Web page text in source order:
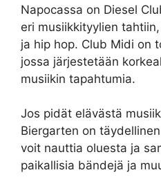
Napocassa on Diesel
eri musiikkityylien
ja hip hop. Club Midi on
jossa järjestetään
musiikin tapahtumia.
Jos pidät elävästä
Biergarten on
voit nauttia oluesta ja
paikallisia bändejä ja